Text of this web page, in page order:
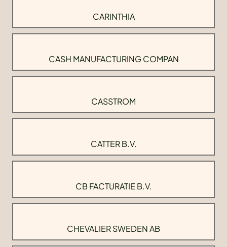
CARINTHIA
CASH MANUFACTURING COMPAN
CASSTROM
CATTER B.V.
CB FACTURATIE B.V.
CHEVALIER SWEDEN AB